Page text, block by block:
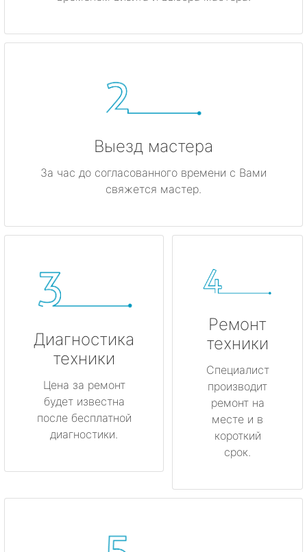
Выезд мастера
За час до согласованного времени с Вами
свяжется мастер.
Диагностика
техники
Цена за ремонт
будет известна
после бесплатной
диагностики.
Ремонт
техники
Специалист
производит
ремонт на
месте и в
короткий
срок.